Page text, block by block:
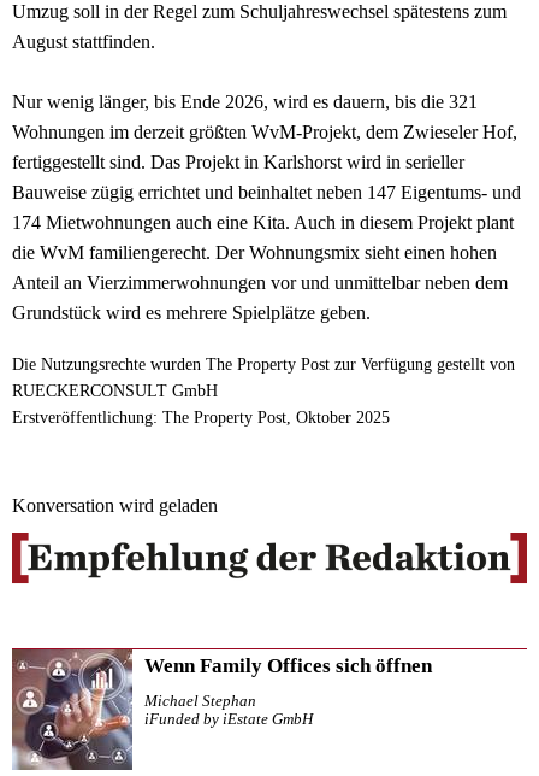
Umzug soll in der Regel zum Schuljahreswechsel spätestens zum
August stattfinden.
Nur wenig länger, bis Ende 2026, wird es dauern, bis die 321
Wohnungen im derzeit größten WvM-Projekt, dem Zwieseler Hof,
fertiggestellt sind. Das Projekt in Karlshorst wird in serieller
Bauweise zügig errichtet und beinhaltet neben 147 Eigentums- und
174 Mietwohnungen auch eine Kita. Auch in diesem Projekt plant
die WvM familiengerecht. Der Wohnungsmix sieht einen hohen
Anteil an Vierzimmerwohnungen vor und unmittelbar neben dem
Grundstück wird es mehrere Spielplätze geben.
Die Nutzungsrechte wurden The Property Post zur Verfügung gestellt von
RUECKERCONSULT GmbH
Erstveröffentlichung: The Property Post, Oktober 2025
Konversation wird geladen
Wenn Family Offices sich öffnen
Michael Stephan
iFunded by iEstate GmbH